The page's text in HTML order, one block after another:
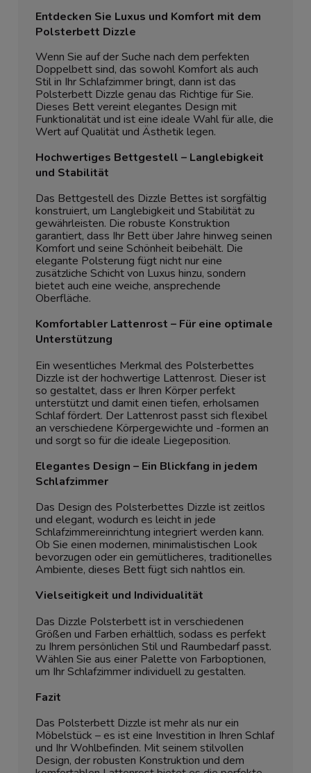
Entdecken Sie Luxus und Komfort mit dem
Polsterbett Dizzle
Wenn Sie auf der Suche nach dem perfekten
Doppelbett sind, das sowohl Komfort als auch
Stil in Ihr Schlafzimmer bringt, dann ist das
Polsterbett Dizzle genau das Richtige für Sie.
Dieses Bett vereint elegantes Design mit
Funktionalität und ist eine ideale Wahl für alle, die
Wert auf Qualität und Ästhetik legen.
Hochwertiges Bettgestell – Langlebigkeit
und Stabilität
Das Bettgestell des Dizzle Bettes ist sorgfältig
konstruiert, um Langlebigkeit und Stabilität zu
gewährleisten. Die robuste Konstruktion
garantiert, dass Ihr Bett über Jahre hinweg seinen
Komfort und seine Schönheit beibehält. Die
elegante Polsterung fügt nicht nur eine
zusätzliche Schicht von Luxus hinzu, sondern
bietet auch eine weiche, ansprechende
Oberfläche.
Komfortabler Lattenrost – Für eine optimale
Unterstützung
Ein wesentliches Merkmal des Polsterbettes
Dizzle ist der hochwertige Lattenrost. Dieser ist
so gestaltet, dass er Ihren Körper perfekt
unterstützt und damit einen tiefen, erholsamen
Schlaf fördert. Der Lattenrost passt sich flexibel
an verschiedene Körpergewichte und -formen an
und sorgt so für die ideale Liegeposition.
Elegantes Design – Ein Blickfang in jedem
Schlafzimmer
Das Design des Polsterbettes Dizzle ist zeitlos
und elegant, wodurch es leicht in jede
Schlafzimmereinrichtung integriert werden kann.
Ob Sie einen modernen, minimalistischen Look
bevorzugen oder ein gemütlicheres, traditionelles
Ambiente, dieses Bett fügt sich nahtlos ein.
Vielseitigkeit und Individualität
Das Dizzle Polsterbett ist in verschiedenen
Größen und Farben erhältlich, sodass es perfekt
zu Ihrem persönlichen Stil und Raumbedarf passt.
Wählen Sie aus einer Palette von Farboptionen,
um Ihr Schlafzimmer individuell zu gestalten.
Fazit
Das Polsterbett Dizzle ist mehr als nur ein
Möbelstück – es ist eine Investition in Ihren Schlaf
und Ihr Wohlbefinden. Mit seinem stilvollen
Design, der robusten Konstruktion und dem